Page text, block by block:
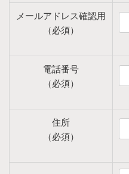
メールアドレス確認用
（必須）
電話番号
（必須）
住所
（必須）